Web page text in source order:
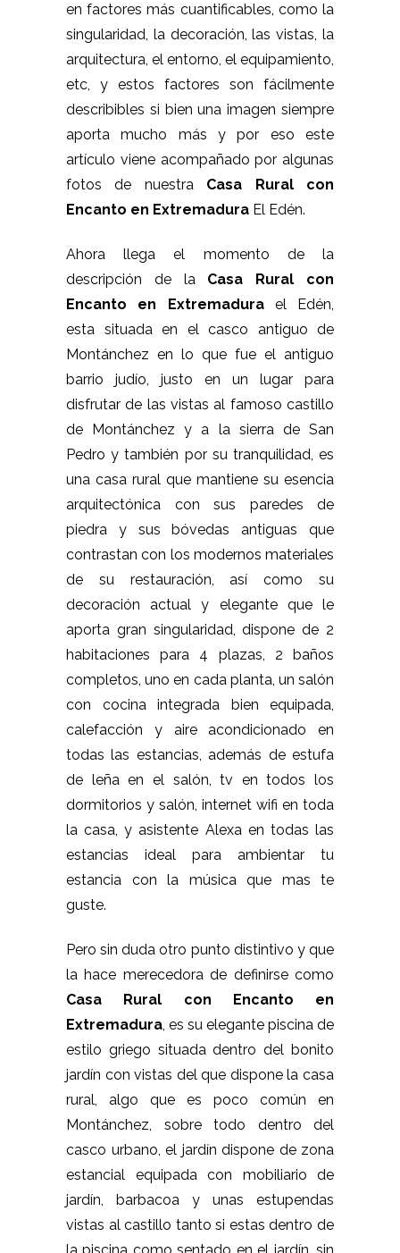
en factores más cuantificables, como la
singularidad, la decoración, las vistas, la
arquitectura, el entorno, el equipamiento,
etc, y estos factores son fácilmente
describibles si bien una imagen siempre
aporta mucho más y por eso este
artículo viene acompañado por algunas
fotos de nuestra Casa Rural con
Encanto en Extremadura El Edén.
Ahora llega el momento de la
descripción de la Casa Rural con
Encanto en Extremadurael Edén,
esta situada en el casco antiguo de
Montánchez en lo que fue el antiguo
barrio judío, justo en un lugar para
disfrutar de las vistas al famoso castillo
de Montánchez y a la sierra de San
Pedro y también por su tranquilidad, es
una casa rural que mantiene su esencia
arquitectónica con sus paredes de
piedra y sus bóvedas antiguas que
contrastan con los modernos materiales
de su restauración, así como su
decoración actual y elegante que le
aporta gran singularidad, dispone de 2
habitaciones para 4 plazas, 2 baños
completos, uno en cada planta, un salón
con cocina integrada bien equipada,
calefacción y aire acondicionado en
todas las estancias, además de estufa
de leña en el salón, tv en todos los
dormitorios y salón, internet wifi en toda
la casa, y asistente Alexa en todas las
estancias ideal para ambientar tu
estancia con la música que mas te
guste.
Pero sin duda otro punto distintivo y que
la hace merecedora de definirse como
Casa Rural con Encanto en
Extremadura, es su elegante piscina de
estilo griego situada dentro del bonito
jardín con vistas del que dispone la casa
rural, algo que es poco común en
Montánchez, sobre todo dentro del
casco urbano, el jardín dispone de zona
estancial equipada con mobiliario de
jardín, barbacoa y unas estupendas
vistas al castillo tanto si estas dentro de